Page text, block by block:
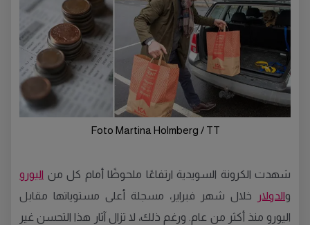
Foto Martina Holmberg / TT
شهدت الكرونة السويدية ارتفاعًا ملحوظًا أمام كل من اليورو
والدولار
خلال شهر فبراير، مسجلة أعلى مستوياتها مقابل
اليورو منذ أكثر من عام. ورغم ذلك، لا تزال آثار هذا التحسن غير